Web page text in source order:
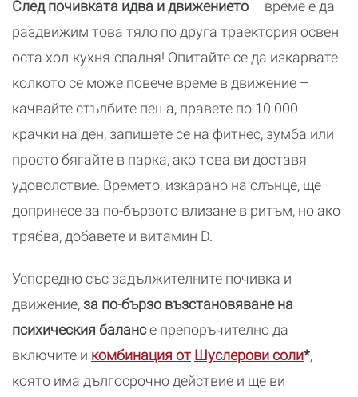
След почивката идва и движението – време е да
раздвижим това тяло по друга траектория освен
оста хол-кухня-спалня! Опитайте се да изкарвате
колкото се може повече време в движение –
качвайте стълбите пеша, правете по 10 000
крачки на ден, запишете се на фитнес, зумба или
просто бягайте в парка, ако това ви доставя
удоволствие. Времето, изкарано на слънце, ще
допринесе за по-бързото влизане в ритъм, но ако
трябва, добавете и витамин D.
Успоредно със задължителните почивка и
движение, за по-бързо възстановяване на
психическия балансе препоръчително да
включите и комбинация от Шуслерови соли*,
която има дългосрочно действие и ще ви